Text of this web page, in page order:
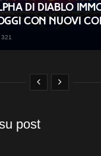
di Diablo
con nuovi
321
post